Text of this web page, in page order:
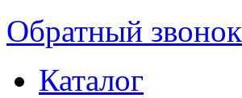
Обратный звонок
Каталог